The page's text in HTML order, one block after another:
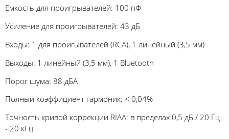
Емкость для проигрывателей: 100 пФ
Усиление для проигрывателей: 43 дБ
Входы: 1 для проигывателей (RCA), 1 линейный (3,5 мм)
Выходы: 1 линейный (3,5 мм), 1 Bluetooth
Порог шума: 88 дБА
Полный коэффициент гармоник: < 0,04%
Точность кривой коррекции RIAA: в пределах 0,5 дБ / 20 Гц
- 20 кГц